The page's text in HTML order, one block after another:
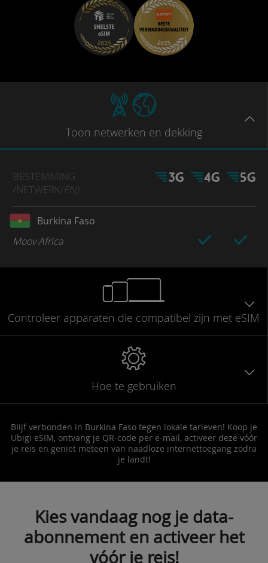
Toon netwerken en dekking
BESTEMMING
/NETWERK(EN)
Burkina Faso
Moov Africa
Controleer apparaten die compatibel zijn met eSIM
Hoe te gebruiken
Blijf verbonden in Burkina Faso tegen lokale tarieven! Koop je
Ubigi eSIM, ontvang je QR-code per e-mail, activeer deze vóór
je reis en geniet meteen van naadloze internettoegang zodra
je landt!
Kies vandaag nog je data-
abonnement en activeer het
vóór je reis!